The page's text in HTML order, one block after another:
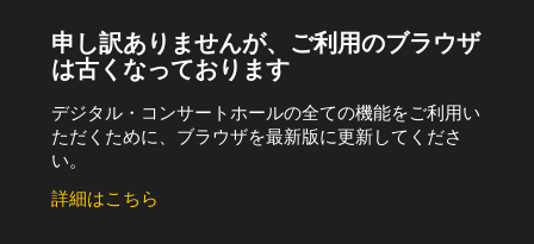
申し訳ありませんが、ご利用のブラウザ
は古くなっております
デジタル・コンサートホールの全ての機能をご利用い
ただくために、ブラウザを最新版に更新してくださ
い。
詳細はこちら